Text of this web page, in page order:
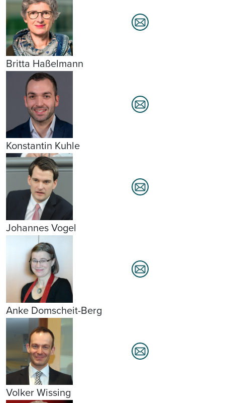
Britta Haßelmann
Konstantin Kuhle
Johannes Vogel
Anke Domscheit-Berg
Volker Wissing